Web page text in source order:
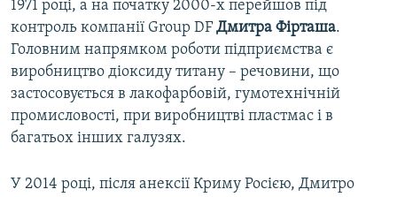
1971 році, а на початку 2000-х перейшов під
контроль компанії Group DF Дмитра Фірташа.
Головним напрямком роботи підприємства є
виробництво діоксиду титану – речовини, що
застосовується в лакофарбовій, гумотехнічній
промисловості, при виробництві пластмас і в
багатьох інших галузях.
У 2014 році, після анексії Криму Росією, Дмитро